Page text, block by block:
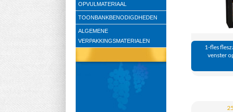
1-fles
venster
OPVULMATERIAAL
TOONBANKBENODIGDHEDEN
ALGEMENE
VERPAKKINGSMATERIALEN